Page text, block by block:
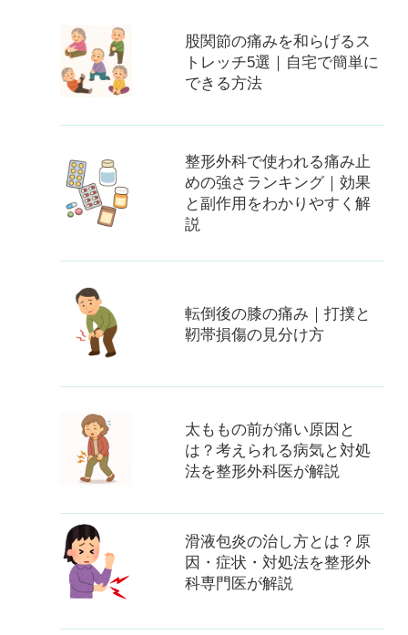
股関節の痛みを和らげるス
トレッチ5選｜自宅で簡単に
できる方法
整形外科で使われる痛み止
めの強さランキング｜効果
と副作用をわかりやすく解
説
転倒後の膝の痛み｜打撲と
靭帯損傷の見分け方
太ももの前が痛い原因と
は？考えられる病気と対処
法を整形外科医が解説
滑液包炎の治し方とは？原
因・症状・対処法を整形外
科専門医が解説